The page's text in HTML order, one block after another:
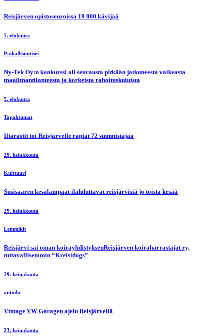
Reisjärven opistoseuroissa 19 000 kävijää
5. elokuuta
Paikallisuutiset
Ny-Tek Oy:n konkurssi oli seurausta pitkään jatkuneesta vaikeasta
maailmantilanteesta ja korkeista rahoituskuluista
5. elokuuta
Tapahtumat
Iltarastit toi Reisjärvelle rapiat 72 suunnistajaa
29. heinäkuuta
Kulttuuri
Susisaaren kesälampaat ilahduttavat reisjärvisiä jo toista kesää
29. heinäkuuta
Lemmikit
Reisjärvi sai oman koirayhdistyksenReisjärven koiraharrastajat ry,
tuttavallisemmin “Kreisidogs”
29. heinäkuuta
autoilu
Vintage VW Garagen ajelu Reisjärvellä
23. heinäkuuta